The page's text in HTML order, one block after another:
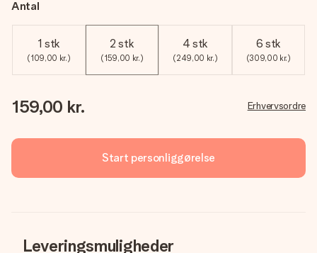
Antal
1 stk
(109,00 kr.)
2 stk
(159,00 kr.)
4 stk
(249,00 kr.)
6 stk
(309,00 kr.)
159,00 kr. Erhvervsordre
Start personliggørelse
Leveringsmuligheder